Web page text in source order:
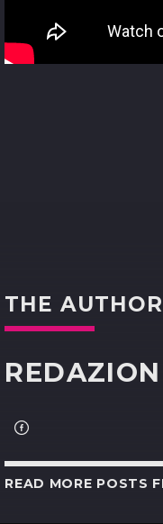
THE AUTHOR
READ MORE POSTS